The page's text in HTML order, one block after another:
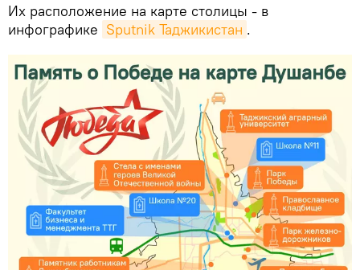
Их расположение на карте столицы - в
инфографике Sputnik Таджикистан .